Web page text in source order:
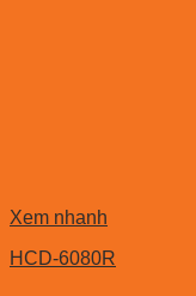
Xem nhanh
HCD-6080R